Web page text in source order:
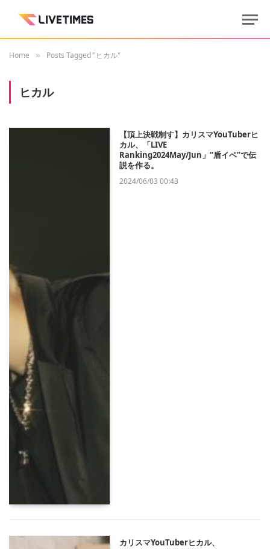
Home » Posts Tagged "ヒカル"
ヒカル
【頂上決戦制す】カリスマYouTuberヒ
カル、「LIVE
Ranking2024May/Jun」“盾イベ”で伝
説を作る。
2024/06/03 00:43
カリスマYouTuberヒカル、